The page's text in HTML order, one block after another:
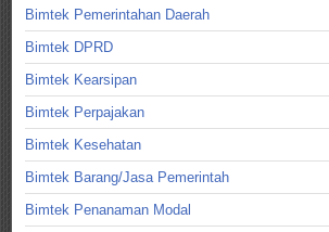
Bimtek Pemerintahan Daerah
Bimtek DPRD
Bimtek Kearsipan
Bimtek Perpajakan
Bimtek Kesehatan
Bimtek Barang/Jasa Pemerintah
Bimtek Penanaman Modal